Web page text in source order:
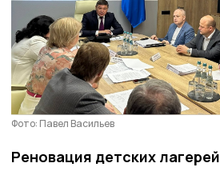
Фото: Павел Васильев
Реновация детских лагерей